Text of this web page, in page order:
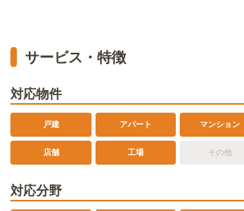
サービス・特徴
対応物件
戸建 アパート マンション
店舗 工場 その他
対応分野